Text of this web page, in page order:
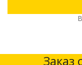
Заказ